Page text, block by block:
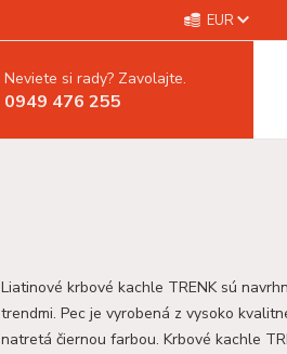
EUR
Neviete si rady? Zavolajte.
0949 476 255
Liatinové krbové kachle TRENK sú
trendmi. Pec je vyrobená z vysoko
natretá čiernou farbou. Krbové kachle